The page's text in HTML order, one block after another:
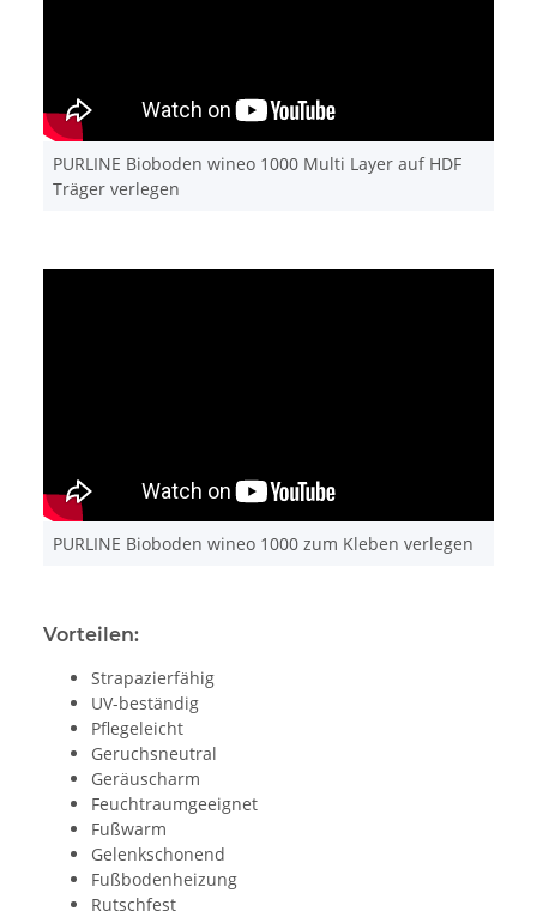
PURLINE Bioboden wineo 1000 Multi Layer auf HDF
Träger verlegen
PURLINE Bioboden wineo 1000 zum Kleben verlegen
Vorteilen:
Strapazierfähig
UV-beständig
Pflegeleicht
Geruchsneutral
Geräuscharm
Feuchtraumgeeignet
Fußwarm
Gelenkschonend
Fußbodenheizung
Rutschfest